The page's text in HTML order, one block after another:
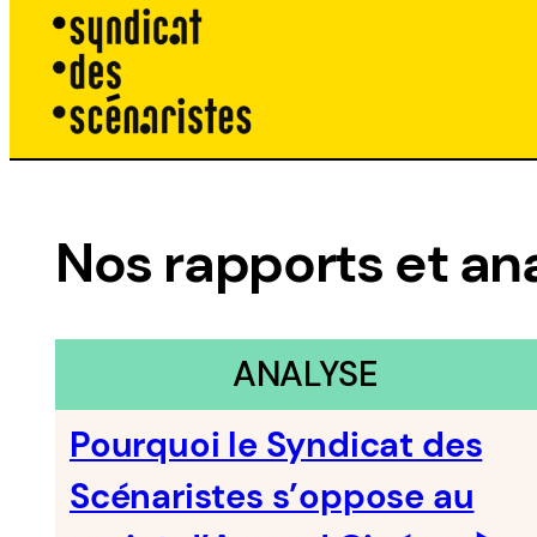
Aller
contenu
Nos rapports et
ANALYSE
Pourquoi le Syndicat des
Scénaristes s’oppose au